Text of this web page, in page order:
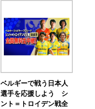
ベルギーで戦う日本人
選手を応援しよう シ
ント＝トロイデン戦全